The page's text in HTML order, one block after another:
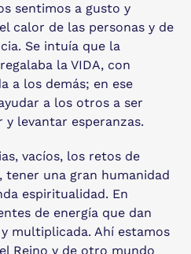
sentimos a gusto y
calor de las personas y de
Se intuía que la
la VIDA, con
a los demás; en ese
a los otros a ser
levantar esperanzas.
vacíos, los retos de
una gran humanidad
espiritualidad. En
de energía que dan
multiplicada. Ahí estamos
Reino y de otro mundo